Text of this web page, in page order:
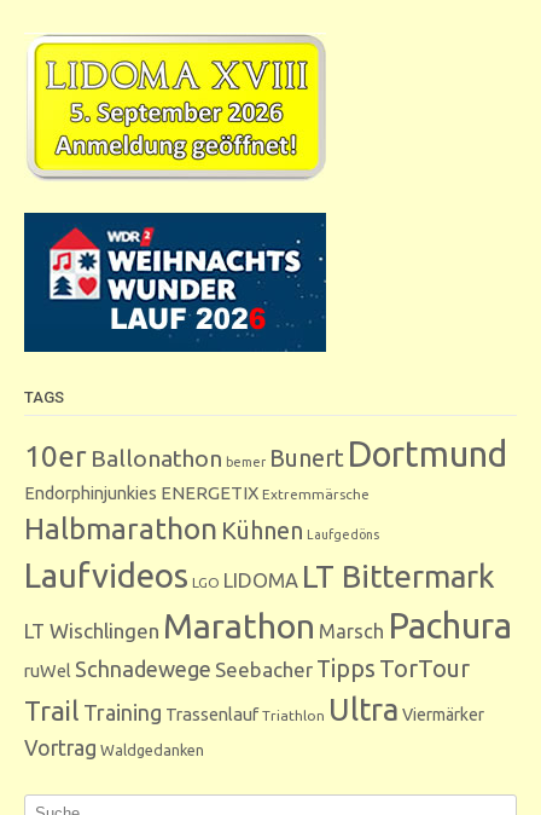
TAGS
10er Ballonathon bemer Bunert Dortmund
Endorphinjunkies ENERGETIX Extremmärsche
Halbmarathon Kühnen Laufgedöns
Laufvideos LGO LIDOMA LT Bittermark
LT Wischlingen Marathon Marsch Pachura
ruWel Schnadewege Seebacher Tipps TorTour
Trail Training Trassenlauf Triathlon Ultra Viermärker
Vortrag Waldgedanken